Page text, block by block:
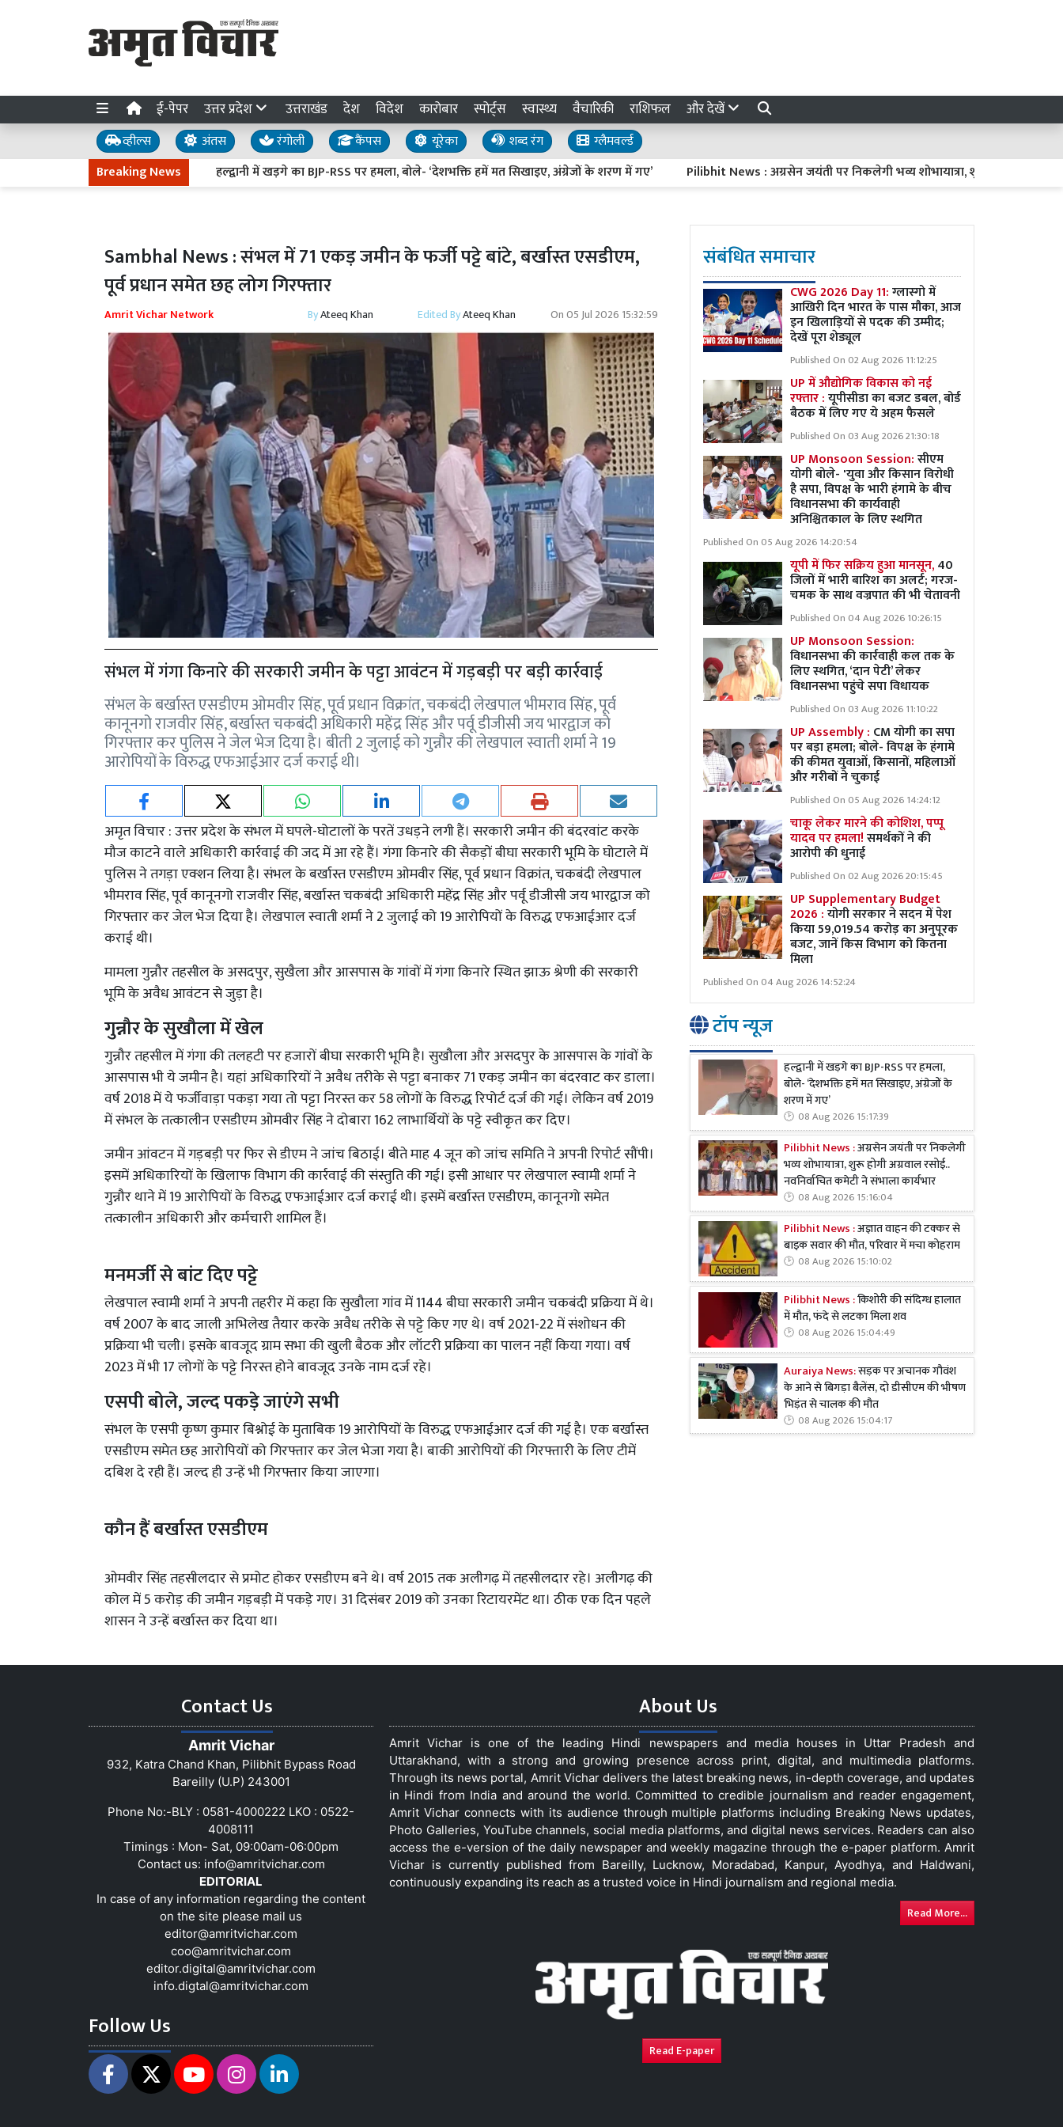
ई-पेपर उत्तर प्रदेश उत्तराखंड देश विदेश कारोबार स्पोर्ट्स स्वास्थ्य वैचारिकी राशिफल और देखें
व्हील्स अंतस रंगोली कैंपस यूरेका शब्द रंग
ग्लैमवर्ल्ड
Breaking News
हल्द्वानी में खड़गे का BJP-RSS पर हमला, बोले- ‘देशभक्ति हमें मत सिखाइए, अंग्रेजों के शरण में गए’ Pilibhit News : अग्रसेन जयंती पर निकलेगी भव्य शोभायात्रा, शुरू होगी अग्रवाल रसोई..
Sambhal News : संभल में 71 एकड़ जमीन के फर्जी पट्टे बांटे, बर्खास्त एसडीएम,
पूर्व प्रधान समेत छह लोग गिरफ्तार
Amrit Vichar Network ByAteeq Khan Edited ByAteeq Khan On05 Jul 2026 15:32:59
संभल में गंगा किनारे की सरकारी जमीन के पट्टा आवंटन में गड़बड़ी पर बड़ी कार्रवाई
संभल के बर्खास्त एसडीएम ओमवीर सिंह, पूर्व प्रधान विक्रांत, चकबंदी लेखपाल भीमराव सिंह, पूर्व
कानूनगो राजवीर सिंह, बर्खास्त चकबंदी अधिकारी महेंद्र सिंह और पर्वू डीजीसी जय भारद्वाज को
गिरफ्तार कर पुलिस ने जेल भेज दिया है। बीती 2 जुलाई को गुन्नौर की लेखपाल स्वाती शर्मा ने 19
आरोपियों के विरुद्ध एफआईआर दर्ज कराई थी।
अमृत विचार : उत्तर प्रदेश के संभल में घपले-घोटालों के परतें उधड़ने लगी हैं। सरकारी जमीन की बंदरवांट करके
मौज काटने वाले अधिकारी कार्रवाई की जद में आ रहे हैं। गंगा किनारे की सैकड़ों बीघा सरकारी भूमि के घोटाले में
पुलिस ने तगड़ा एक्शन लिया है। संभल के बर्खास्त एसडीएम ओमवीर सिंह, पूर्व प्रधान विक्रांत, चकबंदी लेखपाल
भीमराव सिंह, पूर्व कानूनगो राजवीर सिंह, बर्खास्त चकबंदी अधिकारी महेंद्र सिंह और पर्वू डीजीसी जय भारद्वाज को
गिरफ्तार कर जेल भेज दिया है। लेखपाल स्वाती शर्मा ने 2 जुलाई को 19 आरोपियों के विरुद्ध एफआईआर दर्ज
कराई थी।
मामला गुन्नौर तहसील के असदपुर, सुखैला और आसपास के गांवों में गंगा किनारे स्थित झाऊ श्रेणी की सरकारी
भूमि के अवैध आवंटन से जुड़ा है।
गुन्नौर के सुखौला में खेल
गुन्नौर तहसील में गंगा की तलहटी पर हजारों बीघा सरकारी भूमि है। सुखौला और असदपुर के आसपास के गांवों के
आसपास भी ये जमीन है। यहां अधिकारियों ने अवैध तरीके से पट्टा बनाकर 71 एकड़ जमीन का बंदरवाट कर डाला।
वर्ष 2018 में ये फर्जीवाड़ा पकड़ा गया तो पट्टा निरस्त कर 58 लोगों के विरुद्ध रिपोर्ट दर्ज की गई। लेकिन वर्ष 2019
में संभल के तत्कालीन एसडीएम ओमवीर सिंह ने दोबारा 162 लाभार्थियों के पट्टे स्वीकृत कर दिए।
जमीन आंवटन में गड़बड़ी पर फिर से डीएम ने जांच बिठाई। बीते माह 4 जून को जांच समिति ने अपनी रिपोर्ट सौंपी।
इसमें अधिकारियों के खिलाफ विभाग की कार्रवाई की संस्तुति की गई। इसी आधार पर लेखपाल स्वामी शर्मा ने
गुन्नौर थाने में 19 आरोपियों के विरुद्ध एफआईआर दर्ज कराई थी। इसमें बर्खास्त एसडीएम, कानूनगो समेत
तत्कालीन अधिकारी और कर्मचारी शामिल हैं।
मनमर्जी से बांट दिए पट्टे
लेखपाल स्वामी शर्मा ने अपनी तहरीर में कहा कि सुखौला गांव में 1144 बीघा सरकारी जमीन चकबंदी प्रक्रिया में थे।
वर्ष 2007 के बाद जाली अभिलेख तैयार करके अवैध तरीके से पट्टे किए गए थे। वर्ष 2021-22 में संशोधन की
प्रक्रिया भी चली। इसके बावजूद ग्राम सभा की खुली बैठक और लॉटरी प्रक्रिया का पालन नहीं किया गया। वर्ष
2023 में भी 17 लोगों के पट्टे निरस्त होने बावजूद उनके नाम दर्ज रहे।
एसपी बोले, जल्द पकड़े जाएंगे सभी
संभल के एसपी कृष्ण कुमार बिश्नोई के मुताबिक 19 आरोपियों के विरुद्ध एफआईआर दर्ज की गई है। एक बर्खास्त
एसडीएम समेत छह आरोपियों को गिरफ्तार कर जेल भेजा गया है। बाकी आरोपियों की गिरफ्तारी के लिए टीमें
दबिश दे रही हैं। जल्द ही उन्हें भी गिरफ्तार किया जाएगा।
कौन हैं बर्खास्त एसडीएम
ओमवीर सिंह तहसीलदार से प्रमोट होकर एसडीएम बने थे। वर्ष 2015 तक अलीगढ़ में तहसीलदार रहे। अलीगढ़ की
कोल में 5 करोड़ की जमीन गड़बड़ी में पकड़े गए। 31 दिसंबर 2019 को उनका रिटायरमेंट था। ठीक एक दिन पहले
शासन ने उन्हें बर्खास्त कर दिया था।
संबंधित समाचार
CWG 2026 Day 11:ग्लास्गो में
आखिरी दिन भारत के पास मौका, आज
इन खिलाड़ियों से पदक की उम्मीद;
देखें पूरा शेड्यूल
Published On 02 Aug 2026 11:12:25
UP में औद्योगिक विकास को नई
रफ्तार :यूपीसीडा का बजट डबल, बोर्ड
बैठक में लिए गए ये अहम फैसले
Published On 03 Aug 2026 21:30:18
UP Monsoon Session:सीएम
योगी बोले- 'युवा और किसान विरोधी
है सपा, विपक्ष के भारी हंगामे के बीच
विधानसभा की कार्यवाही
अनिश्चितकाल के लिए स्थगित
Published On 05 Aug 2026 14:20:54
यूपी में फिर सक्रिय हुआ मानसून,40
जिलों में भारी बारिश का अलर्ट; गरज-
चमक के साथ वज्रपात की भी चेतावनी
Published On 04 Aug 2026 10:26:15
UP Monsoon Session:
विधानसभा की कार्रवाही कल तक के
लिए स्थगित, ‘दान पेटी’ लेकर
विधानसभा पहुंचे सपा विधायक
Published On 03 Aug 2026 11:10:22
UP Assembly : CM योगी का सपा
पर बड़ा हमला; बोले- विपक्ष के हंगामे
की कीमत युवाओं, किसानों, महिलाओं
और गरीबों ने चुकाई
Published On 05 Aug 2026 14:24:12
चाकू लेकर मारने की कोशिश, पप्पू
यादव पर हमला!समर्थकों ने की
आरोपी की धुनाई
Published On 02 Aug 2026 20:15:45
UP Supplementary Budget
2026 :योगी सरकार ने सदन में पेश
किया 59,019.54 करोड़ का अनुपूरक
बजट, जानें किस विभाग को कितना
मिला
Published On 04 Aug 2026 14:52:24
टॉप न्यूज
हल्द्वानी में खड़गे का BJP-RSS पर हमला,
बोले- ‘देशभक्ति हमें मत सिखाइए, अंग्रेजों के
शरण में गए’
08 Aug 2026 15:17:39
Pilibhit News :अग्रसेन जयंती पर निकलेगी
भव्य शोभायात्रा, शुरू होगी अग्रवाल रसोई..
नवनिर्वाचित कमेटी ने संभाला कार्यभार
08 Aug 2026 15:16:04
Pilibhit News :अज्ञात वाहन की टक्कर से
बाइक सवार की मौत, परिवार में मचा कोहराम
08 Aug 2026 15:10:02
Pilibhit News :किशोरी की संदिग्ध हालात
में मौत, फंदे से लटका मिला शव
08 Aug 2026 15:04:49
Auraiya News:सड़क पर अचानक गौवंश
के आने से बिगड़ा बैलेंस, दो डीसीएम की भीषण
भिड़ंत से चालक की मौत
08 Aug 2026 15:04:17
Contact Us
Amrit Vichar
932, Katra Chand Khan, Pilibhit Bypass Road
Bareilly (U.P) 243001
Phone No:-BLY : 0581-4000222 LKO : 0522-
4008111
Timings : Mon- Sat, 09:00am-06:00pm
Contact us: info@amritvichar.com
EDITORIAL
In case of any information regarding the content
on the site please mail us
editor@amritvichar.com
coo@amritvichar.com
editor.digital@amritvichar.com
info.digtal@amritvichar.com
Follow Us
About Us
Amrit Vichar is one of the leading Hindi newspapers and media houses in Uttar Pradesh and
Uttarakhand, with a strong and growing presence across print, digital, and multimedia platforms.
Through its news portal, Amrit Vichar delivers the latest breaking news, in-depth coverage, and updates
in Hindi from India and around the world. Committed to credible journalism and reader engagement,
Amrit Vichar connects with its audience through multiple platforms including Breaking News updates,
Photo Galleries, YouTube channels, social media platforms, and digital news services. Readers can also
access the e-version of the daily newspaper and weekly magazine through the e-paper platform. Amrit
Vichar is currently published from Bareilly, Lucknow, Moradabad, Kanpur, Ayodhya, and Haldwani,
continuously expanding its reach as a trusted voice in Hindi journalism and regional media.
Read More...
Read E-paper